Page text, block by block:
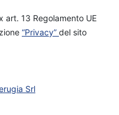
art. 13 Regolamento UE
“Privacy” del sito
Srl